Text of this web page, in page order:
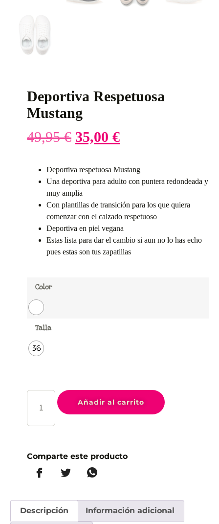
Deportiva Respetuosa
Mustang
49,95€ 35,00 €
Deportiva respetuosa Mustang
Una deportiva para adulto con puntera redondeada y
muy amplia
Con plantillas de transición para los que quiera
comenzar con el calzado respetuoso
Deportiva en piel vegana
Estas lista para dar el cambio si aun no lo has echo
pues estas son tus zapatillas
Color
Talla
36
Añadir al carrito
Comparte este producto
Descripción Información adicional